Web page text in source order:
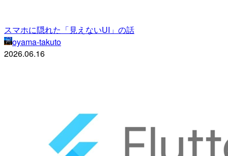
スマホに隠れた「見えないUI」の話
oyama-takuto
2026.06.16